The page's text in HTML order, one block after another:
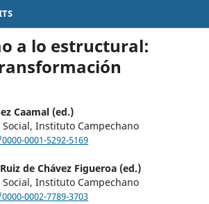
a lo estructural:
Caamal (ed.)
Social, Instituto Campechano
0001-5292-5169
de Chávez Figueroa (ed.)
Social, Instituto Campechano
0002-7789-3703